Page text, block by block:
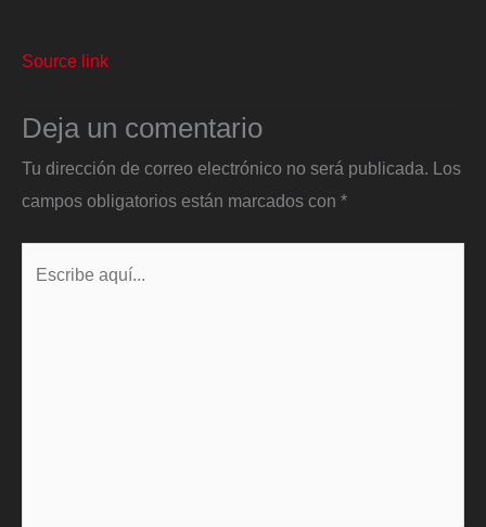
Source link
Deja un comentario
Tu dirección de correo electrónico no será publicada. Los
campos obligatorios están marcados con *